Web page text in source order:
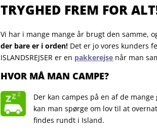
TRYGHED FREM FOR
Vi har i mange mange år brugt den samme,
der bare er i orden! Det er jo vores kunders
ISLANDSREJSER er en pakkerejse når man
HVOR MÅ MAN CAMPE?
Der kan campes på en af de
kan man spørge om lov til at
findes rundt i Island.